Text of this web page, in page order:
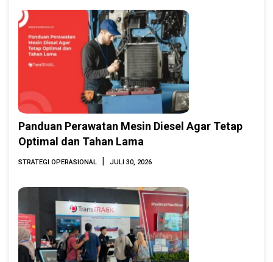
Panduan Perawatan Mesin Diesel Agar Tetap
Optimal dan Tahan Lama
STRATEGI OPERASIONAL | JULI 30, 2026